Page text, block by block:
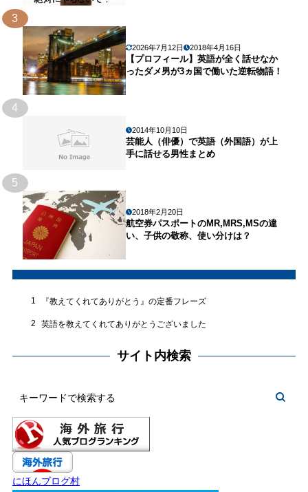
3
2026年7月12日 2018年4月16日
【プロフィール】英語が全く話せなか
ったダメ男が3ヵ国で働いた逆転物語！
4
2014年10月10日
芸能人（俳優）で英語（外国語）が上
手に話せる男性まとめ
5
2018年2月20日
航空券パスポートのMR,MRS,MSの違
い、子供の敬称、使い分けは？
1 『教えてくれてありがとう』の定番フレーズ
2 英語を教えてくれてありがとうございました
サイト内検索
にほんブログ村